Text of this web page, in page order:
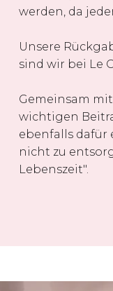
werden, da
Unsere
sind wir bei Le
Gemeinsam
wichtigen
ebenfalls dafür
nicht zu
Lebenszeit".